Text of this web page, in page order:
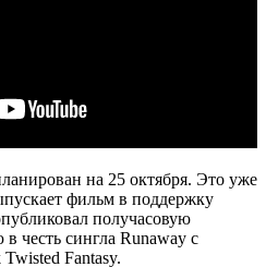
на 25 октября. Это уже
фильм в поддержку
получасовую
честь сингла Runaway с
Fantasy.